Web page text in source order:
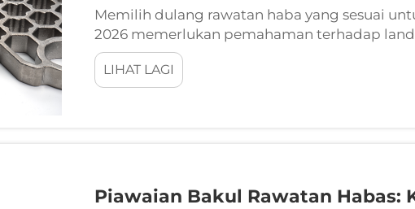
Memilih dulang rawatan haba yang sesuai
2026 memerlukan pemahaman terhadap
pembuatan, dan tuntutan operasi yang
pemprosesan haba yang menjadi semakin
LIHAT LAGI
Piawaian Bakul Rawatan Habas: